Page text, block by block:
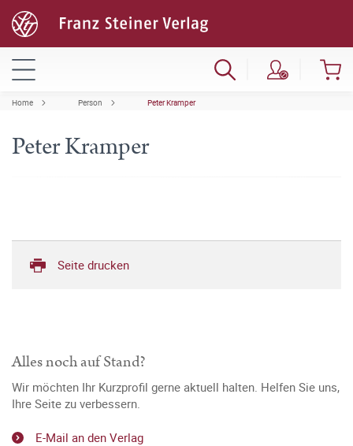
Home Person Peter Kramper
Peter Kramper
Seite drucken
Alles noch auf Stand?
Wir möchten Ihr Kurzprofil gerne aktuell halten. Helfen Sie uns,
Ihre Seite zu verbessern.
E-Mail an den Verlag